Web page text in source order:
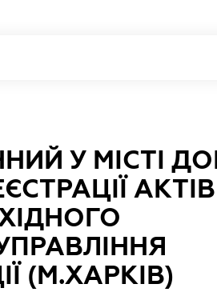
У МІСТІ
АКТІВ
(М.ХАРКІВ)